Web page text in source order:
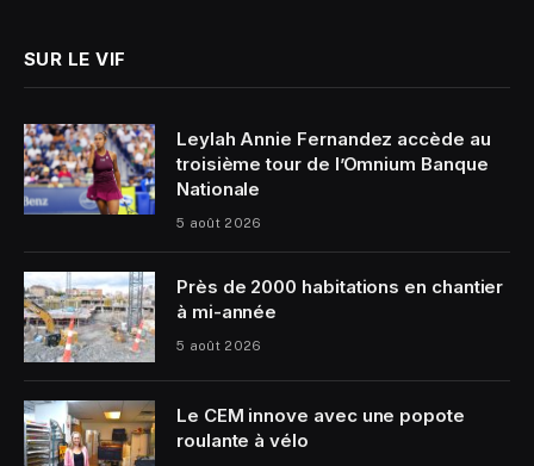
SUR LE VIF
Leylah Annie Fernandez accède au
troisième tour de l’Omnium Banque
Nationale
5 août 2026
Près de 2000 habitations en chantier
à mi-année
5 août 2026
Le CEM innove avec une popote
roulante à vélo